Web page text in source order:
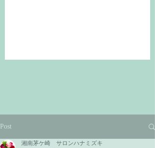
Post
湘南茅ケ崎 サロンハナミズキ